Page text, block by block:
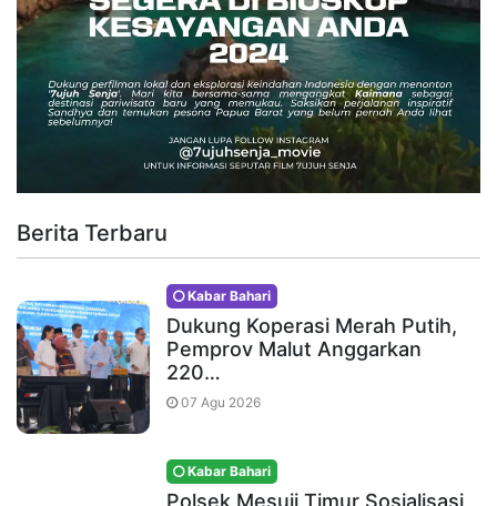
Berita Terbaru
Kabar Bahari
Dukung Koperasi Merah Putih,
Pemprov Malut Anggarkan
220…
07 Agu 2026
Kabar Bahari
Polsek Mesuji Timur Sosialisasi